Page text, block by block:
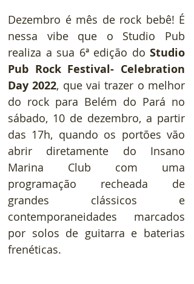
Dezembro é mês de rock bebê! É
nessa vibe que o Studio Pub
realiza a sua 6ª edição do Studio
Pub Rock Festival- Celebration
Day 2022, que vai trazer o melhor
do rock para Belém do Pará no
sábado, 10 de dezembro, a partir
das 17h, quando os portões vão
abrir diretamente do Insano
Marina Club com uma
programação recheada de
grandes clássicos e
contemporaneidades marcados
por solos de guitarra e baterias
frenéticas.